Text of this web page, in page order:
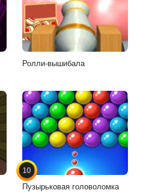
Ролли-вышибала
10
Пузырьковая головоломка